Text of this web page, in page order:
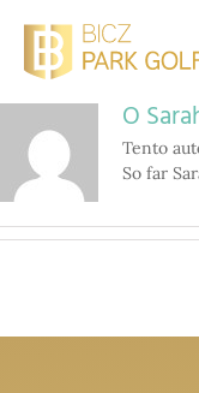
obsah
O
Tento
So far